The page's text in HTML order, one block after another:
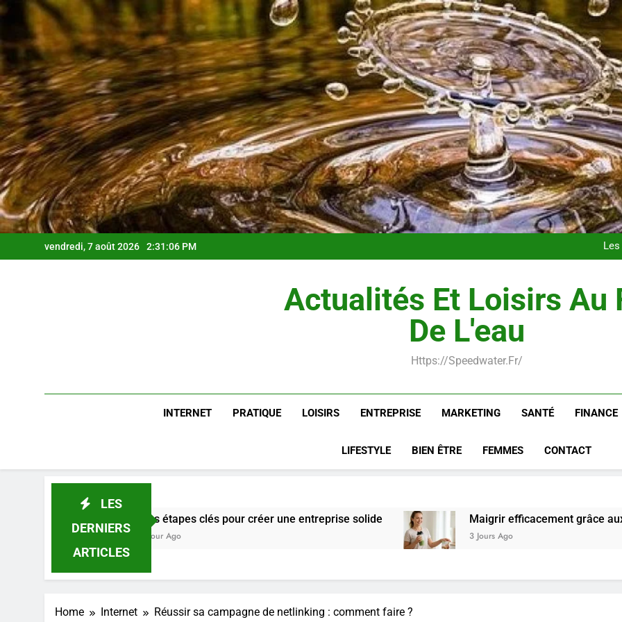
Skip
content
vendredi, 7 août 2026 2:31:07 PM
Postures de yoga
Les
Maigrir efficacement
Les
Maigrir efficacement
Actualités Et Loisirs Au
De L'eau
Https://speedwater.fr/
INTERNET PRATIQUE LOISIRS ENTREPRISE MARKETING SANTÉ FINANCE
LIFESTYLE BIEN ÊTRE FEMMES CONTACT
LES
DERNIERS
ARTICLES
Les étapes clés pour créer une entreprise solide
1 Jour Ago
Maigrir efficacement grâce aux substituts de
3 Jours Ago
Home Internet Réussir sa campagne de netlinking : comment faire ?